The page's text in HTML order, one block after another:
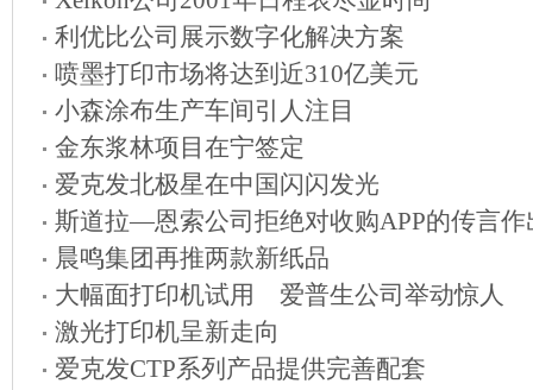
利优比公司展示数字化解决方案
喷墨打印市场将达到近310亿美元
小森涂布生产车间引人注目
金东浆林项目在宁签定
爱克发北极星在中国闪闪发光
斯道拉—恩索公司拒绝对收购APP的传言作
晨鸣集团再推两款新纸品
大幅面打印机试用 爱普生公司举动惊人
激光打印机呈新走向
爱克发CTP系列产品提供完善配套